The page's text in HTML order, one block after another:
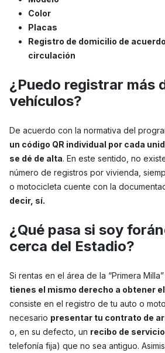
Color
Placas
Registro de domicilio de
circulación
¿Puedo registrar más
vehículos?
De acuerdo con la normativa del
un código QR individual por cada
se dé de alta. En este sentido, no
número de registros por vivienda,
o motocicleta cuente con la
decir, sí.
¿Qué pasa si soy
cerca del Estadio?
Si rentas en el área de la “Primera
tienes el mismo derecho a obtener
consiste en el registro de tu auto o
necesario presentar tu contrato de
o, en su defecto, un recibo de
telefonía fija) que no sea antiguo.